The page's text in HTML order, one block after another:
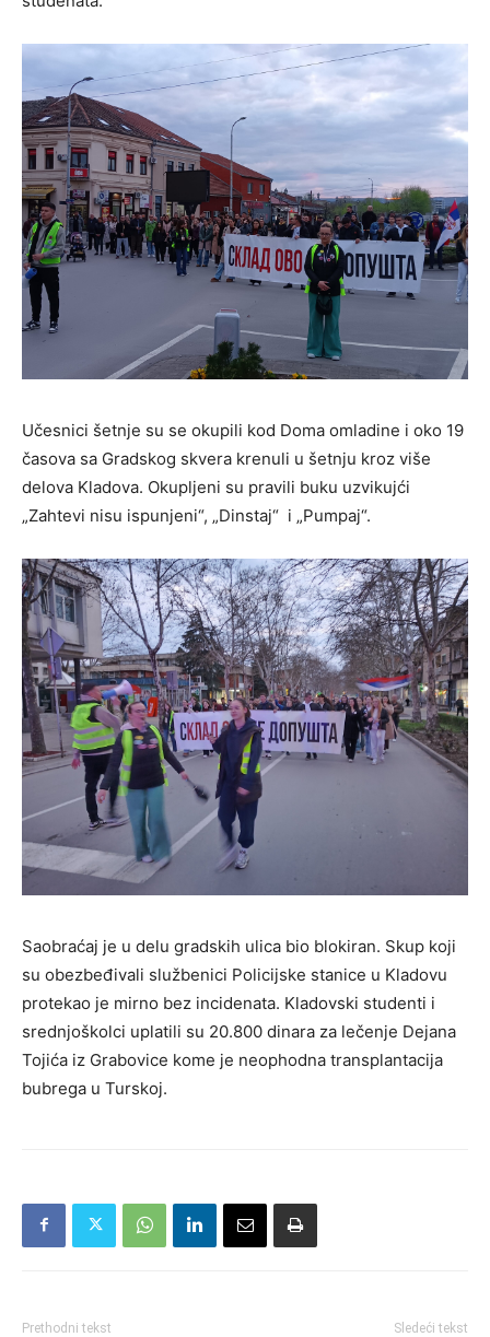
Učesnici šetnje su se okupili kod Doma omladine i oko 19
časova sa Gradskog skvera krenuli u šetnju kroz više
delova Kladova. Okupljeni su pravili buku uzvikujći
„Zahtevi nisu ispunjeni“, „Dinstaj“ i „Pumpaj“.
Saobraćaj je u delu gradskih ulica bio blokiran. Skup koji
su obezbeđivali službenici Policijske stanice u Kladovu
protekao je mirno bez incidenata. Kladovski studenti i
srednjoškolci uplatili su 20.800 dinara za lečenje Dejana
Tojića iz Grabovice kome je neophodna transplantacija
bubrega u Turskoj.
Prethodni tekst Sledeći tekst